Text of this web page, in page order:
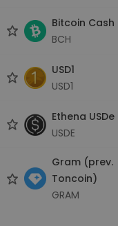
Bitcoin Cash
BCH
USD1
USD1
Ethena USDe
USDE
Gram (prev.
Toncoin)
GRAM